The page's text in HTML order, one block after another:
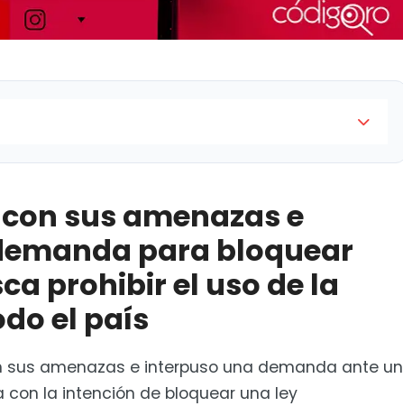
tendrá repercusiones en México?
sus amenazas e
para bloquear
prohibir el uso de la
el país
sus amenazas e interpuso una demanda ante un
la intención de bloquear una ley